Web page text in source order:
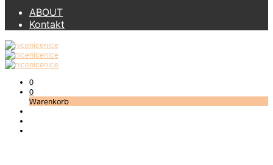
ABOUT
Kontakt
0
0
Warenkorb